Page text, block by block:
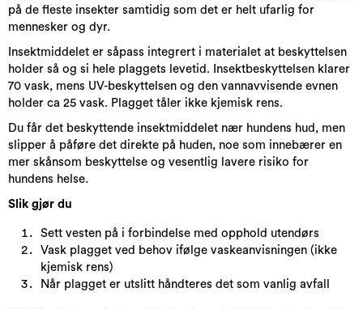
på de fleste insekter samtidig som det er helt ufarlig for
mennesker og dyr.
Insektmiddelet er såpass integrert i materialet at beskyttelsen
holder så og si hele plaggets levetid. Insektbeskyttelsen klarer
70 vask, mens UV-beskyttelsen og den vannavvisende evnen
holder ca 25 vask. Plagget tåler ikke kjemisk rens.
Du får det beskyttende insektmiddelet nær hundens hud, men
slipper å påføre det direkte på huden, noe som innebærer en
mer skånsom beskyttelse og vesentlig lavere risiko for
hundens helse.
Slik gjør du
Sett vesten på i forbindelse med opphold utendørs
Vask plagget ved behov ifølge vaskeanvisningen (ikke
kjemisk rens)
Når plagget er utslitt håndteres det som vanlig avfall